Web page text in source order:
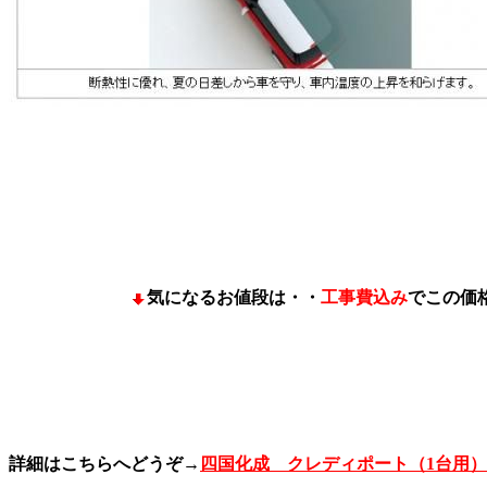
気になるお値段は・・ 工事費込みでこの価
詳細はこちらへどうぞ→ 四国化成 クレディポート（1台用）